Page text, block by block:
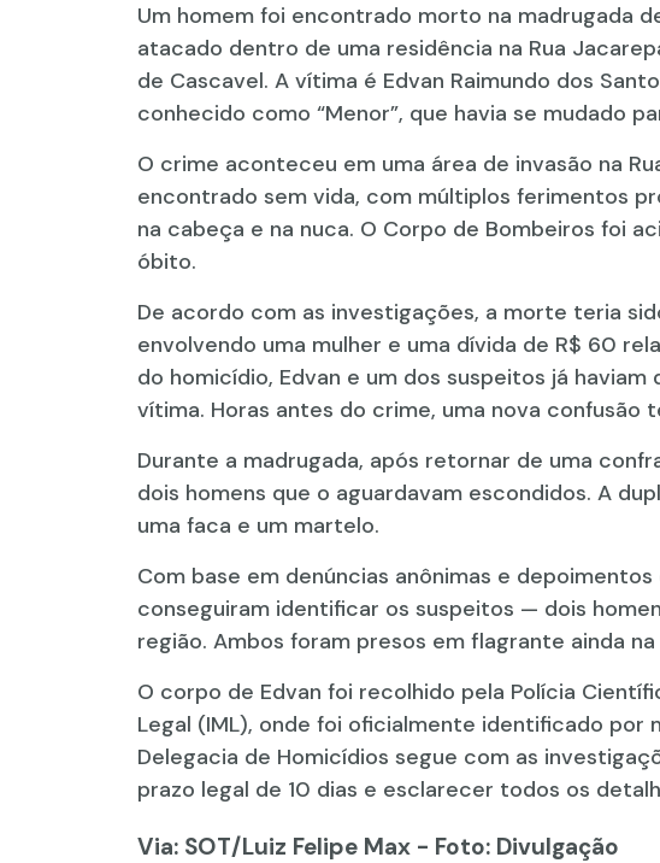
Um homem foi encontrado morto na madrugada
atacado dentro de uma residência na Rua
de Cascavel. A vítima é Edvan Raimundo dos
conhecido como “Menor”, que havia se mudado
O crime aconteceu em uma área de invasão na
encontrado sem vida, com múltiplos ferimentos
na cabeça e na nuca. O Corpo de Bombeiros foi
óbito.
De acordo com as investigações, a morte teria
envolvendo uma mulher e uma dívida de R$ 60
do homicídio, Edvan e um dos suspeitos já
vítima. Horas antes do crime, uma nova confusão
Durante a madrugada, após retornar de uma
dois homens que o aguardavam escondidos. A
uma faca e um martelo.
Com base em denúncias anônimas e
conseguiram identificar os suspeitos — dois
região. Ambos foram presos em flagrante ainda
O corpo de Edvan foi recolhido pela Polícia
Legal (IML), onde foi oficialmente identificado por
Delegacia de Homicídios segue com as
prazo legal de 10 dias e esclarecer todos os
Via: SOT/Luiz Felipe Max - Foto: Divulgação